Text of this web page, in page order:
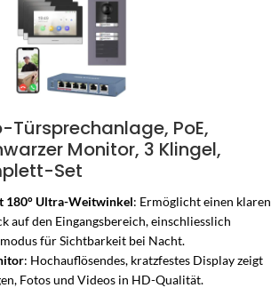
Türsprechanlage, PoE,
Monitor, 3 Klingel,
Set
180° Ultra-Weitwinkel: Ermöglicht einen klaren
auf den Eingangsbereich, einschliesslich
für Sichtbarkeit bei Nacht.
: Hochauflösendes, kratzfestes Display zeigt
Fotos und Videos in HD-Qualität.